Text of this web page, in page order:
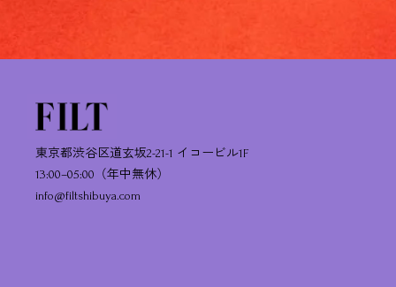
東京都渋谷区道玄坂2-21-1 イコービル1F
13:00–05:00（年中無休）
info@filtshibuya.com